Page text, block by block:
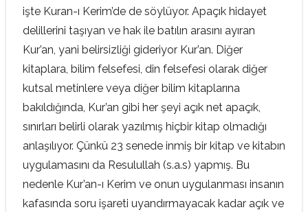
işte Kuran-ı Kerim’de de söylüyor. Apaçık hidayet
delillerini taşıyan ve hak ile batılın arasını ayıran
Kur’an, yani belirsizliği gideriyor Kur’an. Diğer
kitaplara, bilim felsefesi, din felsefesi olarak diğer
kutsal metinlere veya diğer bilim kitaplarına
bakıldığında, Kur’an gibi her şeyi açık net apaçık,
sınırları belirli olarak yazılmış hiçbir kitap olmadığı
anlaşılıyor. Çünkü 23 senede inmiş bir kitap ve kitabın
uygulamasını da Resulullah (s.a.s) yapmış. Bu
nedenle Kur’an-ı Kerim ve onun uygulanması insanın
kafasında soru işareti uyandırmayacak kadar açık ve